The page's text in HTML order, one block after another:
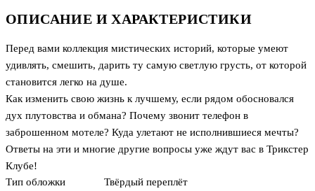
ОПИСАНИЕ И ХАРАКТЕРИСТИКИ
Перед вами коллекция мистических историй, которые умеют
удивлять, смешить, дарить ту самую светлую грусть, от которой
становится легко на душе.
Как изменить свою жизнь к лучшему, если рядом обосновался
дух плутовства и обмана? Почему звонит телефон в
заброшенном мотеле? Куда улетают не исполнившиеся мечты?
Ответы на эти и многие другие вопросы уже ждут вас в Трикстер
Клубе!
Тип обложки
Твёрдый переплёт